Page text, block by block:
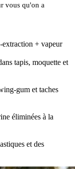
vous qu'on a
extraction + vapeur
tapis, moquette et
gum et taches
éliminées à la
et des